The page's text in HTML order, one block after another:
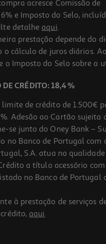
acresce Comissão de
e Imposto do Selo,
detalhe aqui.
prestação depende do
o cálculo de juros diários.
o Imposto do Selo sobre a
DE CRÉDITO: 18,4 %
de crédito de 1.500€
Adesão ao Cartão sujeita
se junto do Oney Bank –
no Banco de Portugal com
S.A. atua na qualidade
a título acessório com
no Banco de Portugal
à prestação de serviços
aqui.